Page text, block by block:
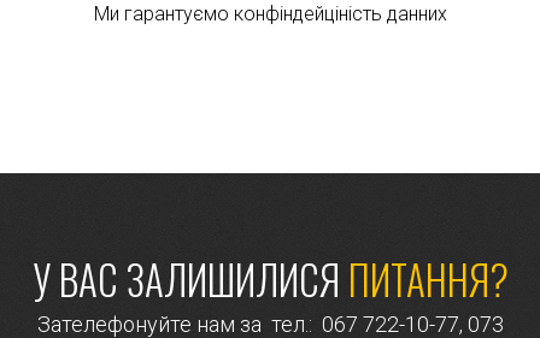
Ми гарантуємо конфіндейціність данних
У ВАС ЗАЛИШИЛИСЯ ПИТАННЯ?
Зателефонуйте нам за тел.: 067 722-10-77, 073